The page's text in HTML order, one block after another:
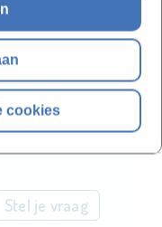
cookies
en op
Stel je vraag